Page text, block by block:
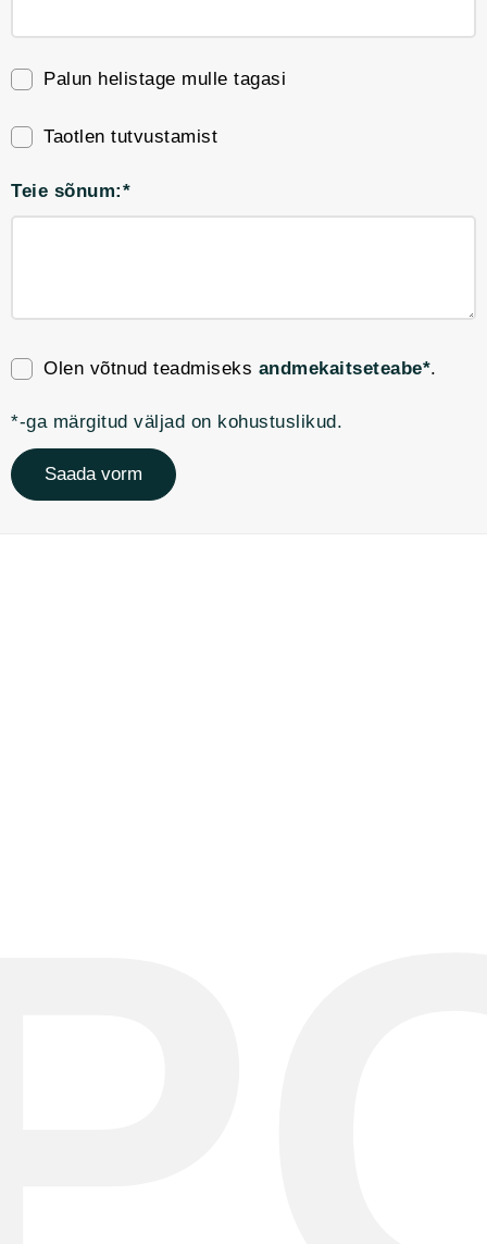
Palun helistage mulle tagasi
Taotlen tutvustamist
Teie sõnum:*
Olen võtnud teadmiseks andmekaitseteabe*.
*-ga märgitud väljad on kohustuslikud.
Saada vorm